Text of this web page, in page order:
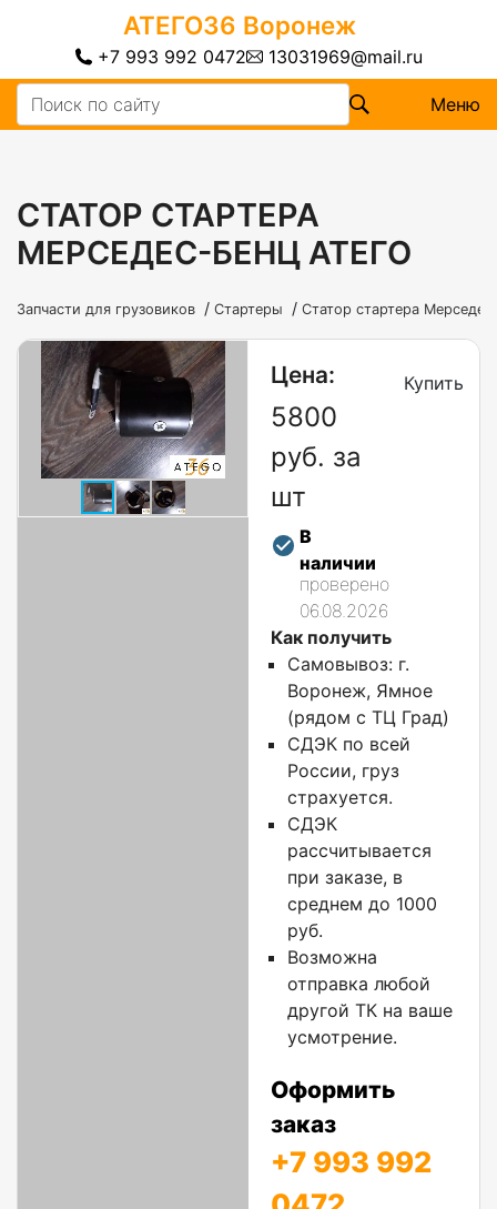
АТЕГО36 Воронеж
+7 993 992 0472 13031969@mail.ru
Меню
СТАТОР СТАРТЕРА
МЕРСЕДЕС-БЕНЦ АТЕГО
Запчасти для грузовиков / Стартеры / Статор стартера
Цена:
5800
руб. за
шт
В
наличии
проверено
06.08.2026
Купить
Как получить
Самовывоз: г.
Воронеж, Ямное
(рядом с ТЦ Град)
СДЭК по всей
России, груз
страхуется.
СДЭК
рассчитывается
при заказе, в
среднем до 1000
руб.
Возможна
отправка любой
другой ТК на ваше
усмотрение.
Оформить
заказ
+7 993 992